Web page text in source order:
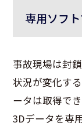
専用ソフ
事故現場は封
状況が変化す
ータは取得で
3Dデータを専